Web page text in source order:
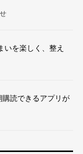
いを楽しく、整え
読できるアプリが